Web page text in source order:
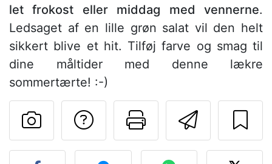
let frokost eller middag med vennerne.
Ledsaget af en lille grøn salat vil den helt
sikkert blive et hit. Tilføj farve og smag til
dine måltider med denne lækre
sommertærte! :-)
Send
Udskriv
Stil et spørgsmål
Send dit billede af denne